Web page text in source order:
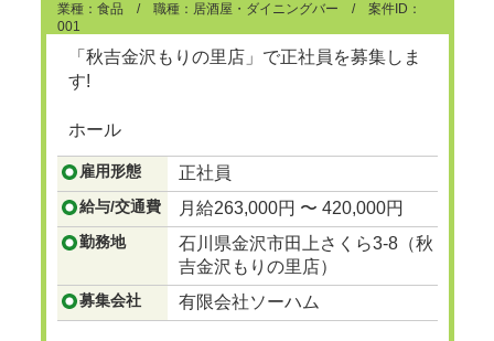
業種：食品 / 職種：居酒屋・ダイニングバー / 案件ID：
001
「秋吉金沢もりの里店」で正社員を募集しま
す!
ホール
...つづきを見る
雇用形態 正社員
給与/交通費 月給263,000円 〜 420,000円
勤務地
石川県金沢市田上さくら3-8（秋
吉金沢もりの里店）
募集会社 有限会社ソーハム